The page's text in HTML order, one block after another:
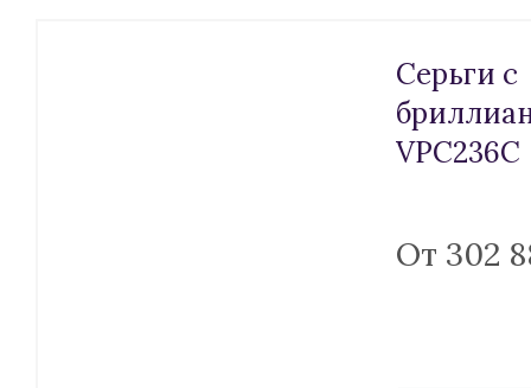
Серьги с
VPC236C
От 302